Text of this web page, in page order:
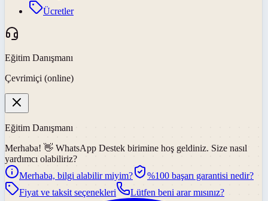
Ücretler
Eğitim Danışmanı
Çevrimiçi (online)
Eğitim Danışmanı
Merhaba! 👋 WhatsApp Destek birimine hoş geldiniz. Size nasıl
yardımcı olabiliriz?
Merhaba, bilgi alabilir miyim?
%100 başarı garantisi nedir?
Fiyat ve taksit seçenekleri
Lütfen beni arar mısınız?